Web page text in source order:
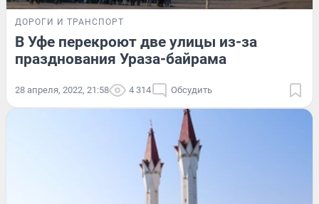
ДОРОГИ И ТРАНСПОРТ
В Уфе перекроют две улицы из-за
празднования Ураза-байрама
28 апреля, 2022, 21:58 4 314 Обсудить